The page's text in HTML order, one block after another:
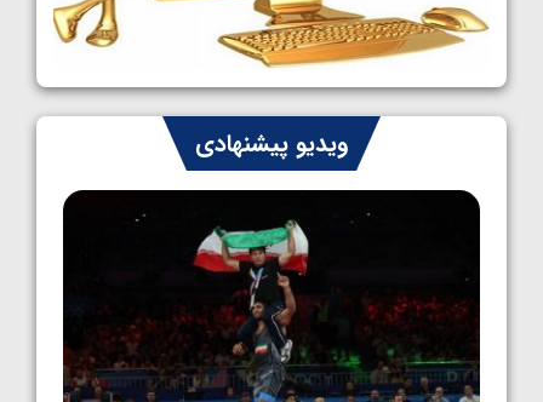
کشتی فرنگی نوجوانان جهان؛ سکوی تیمی
سوم برای ایران
1405/05/07
ایران چشم به راه چهار مدال در پنج وزن دوم
کشتی فرنگی نوجوانان جهان
1405/05/06
ویدیو پیشنهادی